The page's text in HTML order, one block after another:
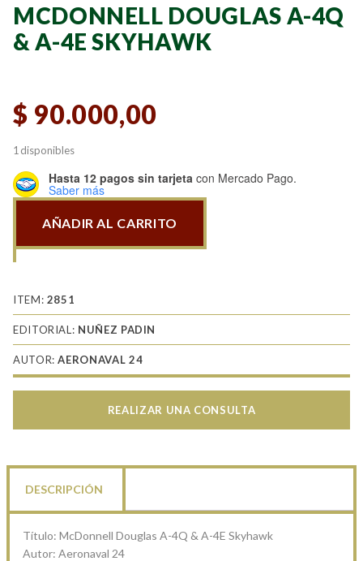
MCDONNELL DOUGLAS A-4Q
& A-4E SKYHAWK
$ 90.000,00
1 disponibles
Hasta 12 pagos sin tarjeta con Mercado Pago.
Saber más
Douglas
4Q
&
4E
Skyhawk
AÑADIR AL CARRITO
ITEM: 2851
EDITORIAL: NUÑEZ PADIN
AUTOR:AERONAVAL 24
REALIZAR UNA CONSULTA
DESCRIPCIÓN
Título: McDonnell Douglas A-4Q & A-4E Skyhawk
Autor: Aeronaval 24